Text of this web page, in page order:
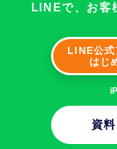
LINEで、お客
LINE公式
はじ
資